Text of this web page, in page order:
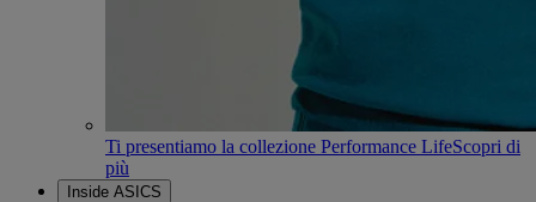
Ti presentiamo la collezione Performance LifeScopri di
più
Inside ASICS